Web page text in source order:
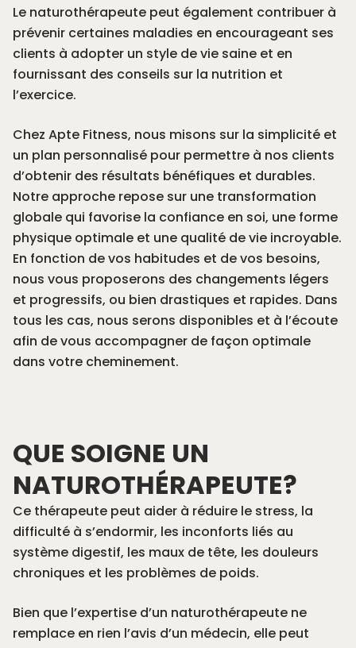
Le naturothérapeute peut également contribuer à
prévenir certaines maladies en encourageant ses
clients à adopter un style de vie saine et en
fournissant des conseils sur la nutrition et
l’exercice.
Chez Apte Fitness, nous misons sur la simplicité et
un plan personnalisé pour permettre à nos clients
d’obtenir des résultats bénéfiques et durables.
Notre approche repose sur une transformation
globale qui favorise la confiance en soi, une forme
physique optimale et une qualité de vie incroyable.
En fonction de vos habitudes et de vos besoins,
nous vous proposerons des changements légers
et progressifs, ou bien drastiques et rapides. Dans
tous les cas, nous serons disponibles et à l’écoute
afin de vous accompagner de façon optimale
dans votre cheminement.
QUE SOIGNE UN
NATUROTHÉRAPEUTE?
Ce thérapeute peut aider à réduire le stress, la
difficulté à s’endormir, les inconforts liés au
système digestif, les maux de tête, les douleurs
chroniques et les problèmes de poids.
Bien que l’expertise d’un naturothérapeute ne
remplace en rien l’avis d’un médecin, elle peut